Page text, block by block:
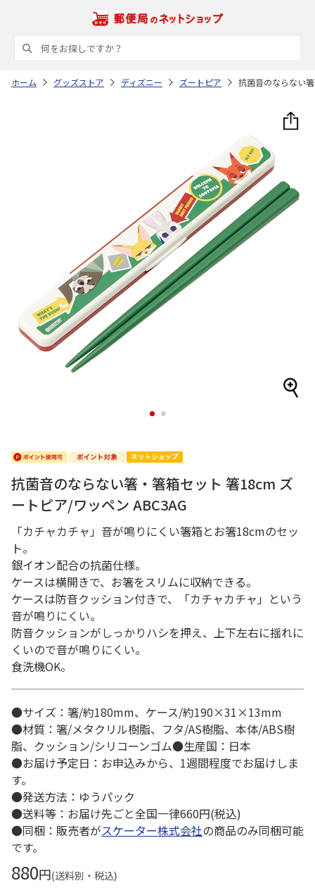
ホーム グッズストア ディズニー ズートピア 抗菌音のならない
1 2
抗菌音のならない箸・箸箱セット 箸18cm ズ
ートピア/ワッペン ABC3AG
「カチャカチャ」音が鳴りにくい箸箱とお箸18cmのセッ
ト。
銀イオン配合の抗菌仕様。
ケースは横開きで、お箸をスリムに収納できる。
ケースは防音クッション付きで、「カチャカチャ」という
音が鳴りにくい。
防音クッションがしっかりハシを押え、上下左右に揺れに
くいので音が鳴りにくい。
食洗機OK。
●サイズ：箸/約180mm、ケース/約190×31×13mm
●材質：箸/メタクリル樹脂、フタ/AS樹脂、本体/ABS樹
脂、クッション/シリコーンゴム●生産国：日本
●お届け予定日：お申込みから、1週間程度でお届けしま
す。
●発送方法：ゆうパック
●送料等：お届け先ごと全国一律660円(税込)
●同梱：販売者がスケーター株式会社の商品のみ同梱可能
です。
880円(送料別・税込)